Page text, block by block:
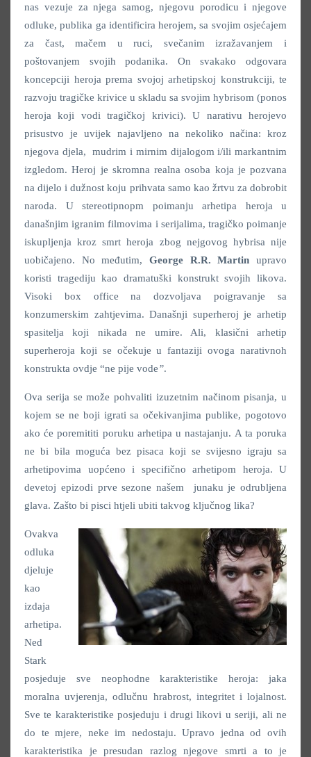
nas vezuje za njega samog, njegovu porodicu i njegove
odluke, publika ga identificira herojem, sa svojim osjećajem
za čast, mačem u ruci, svečanim izražavanjem i
poštovanjem svojih podanika. On svakako odgovara
koncepciji heroja prema svojoj arhetipskoj konstrukciji, te
razvoju tragičke krivice u skladu sa svojim hybrisom (ponos
heroja koji vodi tragičkoj krivici). U narativu herojevo
prisustvo je uvijek najavljeno na nekoliko načina: kroz
njegova djela, mudrim i mirnim dijalogom i/ili markantnim
izgledom. Heroj je skromna realna osoba koja je pozvana
na dijelo i dužnost koju prihvata samo kao žrtvu za dobrobit
naroda. U stereotipnopm poimanju arhetipa heroja u
današnjim igranim filmovima i serijalima, tragičko poimanje
iskupljenja kroz smrt heroja zbog nejgovog hybrisa nije
uobičajeno. No međutim, George R.R. Martin upravo
koristi tragediju kao dramatuški konstrukt svojih likova.
Visoki box office na dozvoljava poigravanje sa
konzumerskim zahtjevima. Današnji superheroj je arhetip
spasitelja koji nikada ne umire. Ali, klasični arhetip
superheroja koji se očekuje u fantaziji ovoga narativnoh
konstrukta ovdje “ne pije vode”.
Ova serija se može pohvaliti izuzetnim načinom pisanja, u
kojem se ne boji igrati sa očekivanjima publike, pogotovo
ako će poremititi poruku arhetipa u nastajanju. A ta poruka
ne bi bila moguća bez pisaca koji se svijesno igraju sa
arhetipovima uopćeno i specifično arhetipom heroja. U
devetoj epizodi prve sezone našem junaku je odrubljena
glava. Zašto bi pisci htjeli ubiti takvog ključnog lika?
Ovakva
odluka
djeluje
kao
izdaja
arhetipa.
Ned
Stark
posjeduje sve neophodne karakteristike heroja: jaka
moralna uvjerenja, odlučnu hrabrost, integritet i lojalnost.
Sve te karakteristike posjeduju i drugi likovi u seriji, ali ne
do te mjere, neke im nedostaju. Upravo jedna od ovih
karakteristika je presudan razlog njegove smrti a to je